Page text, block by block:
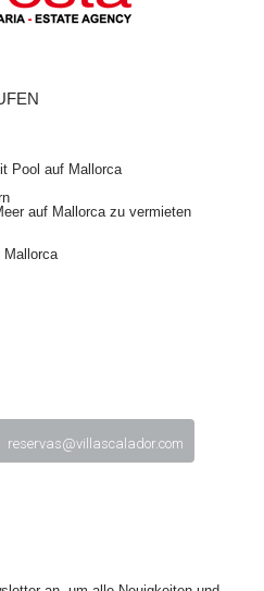
Pool auf Mallorca
auf Mallorca zu vermieten
Mallorca
reservas@villascalador.com